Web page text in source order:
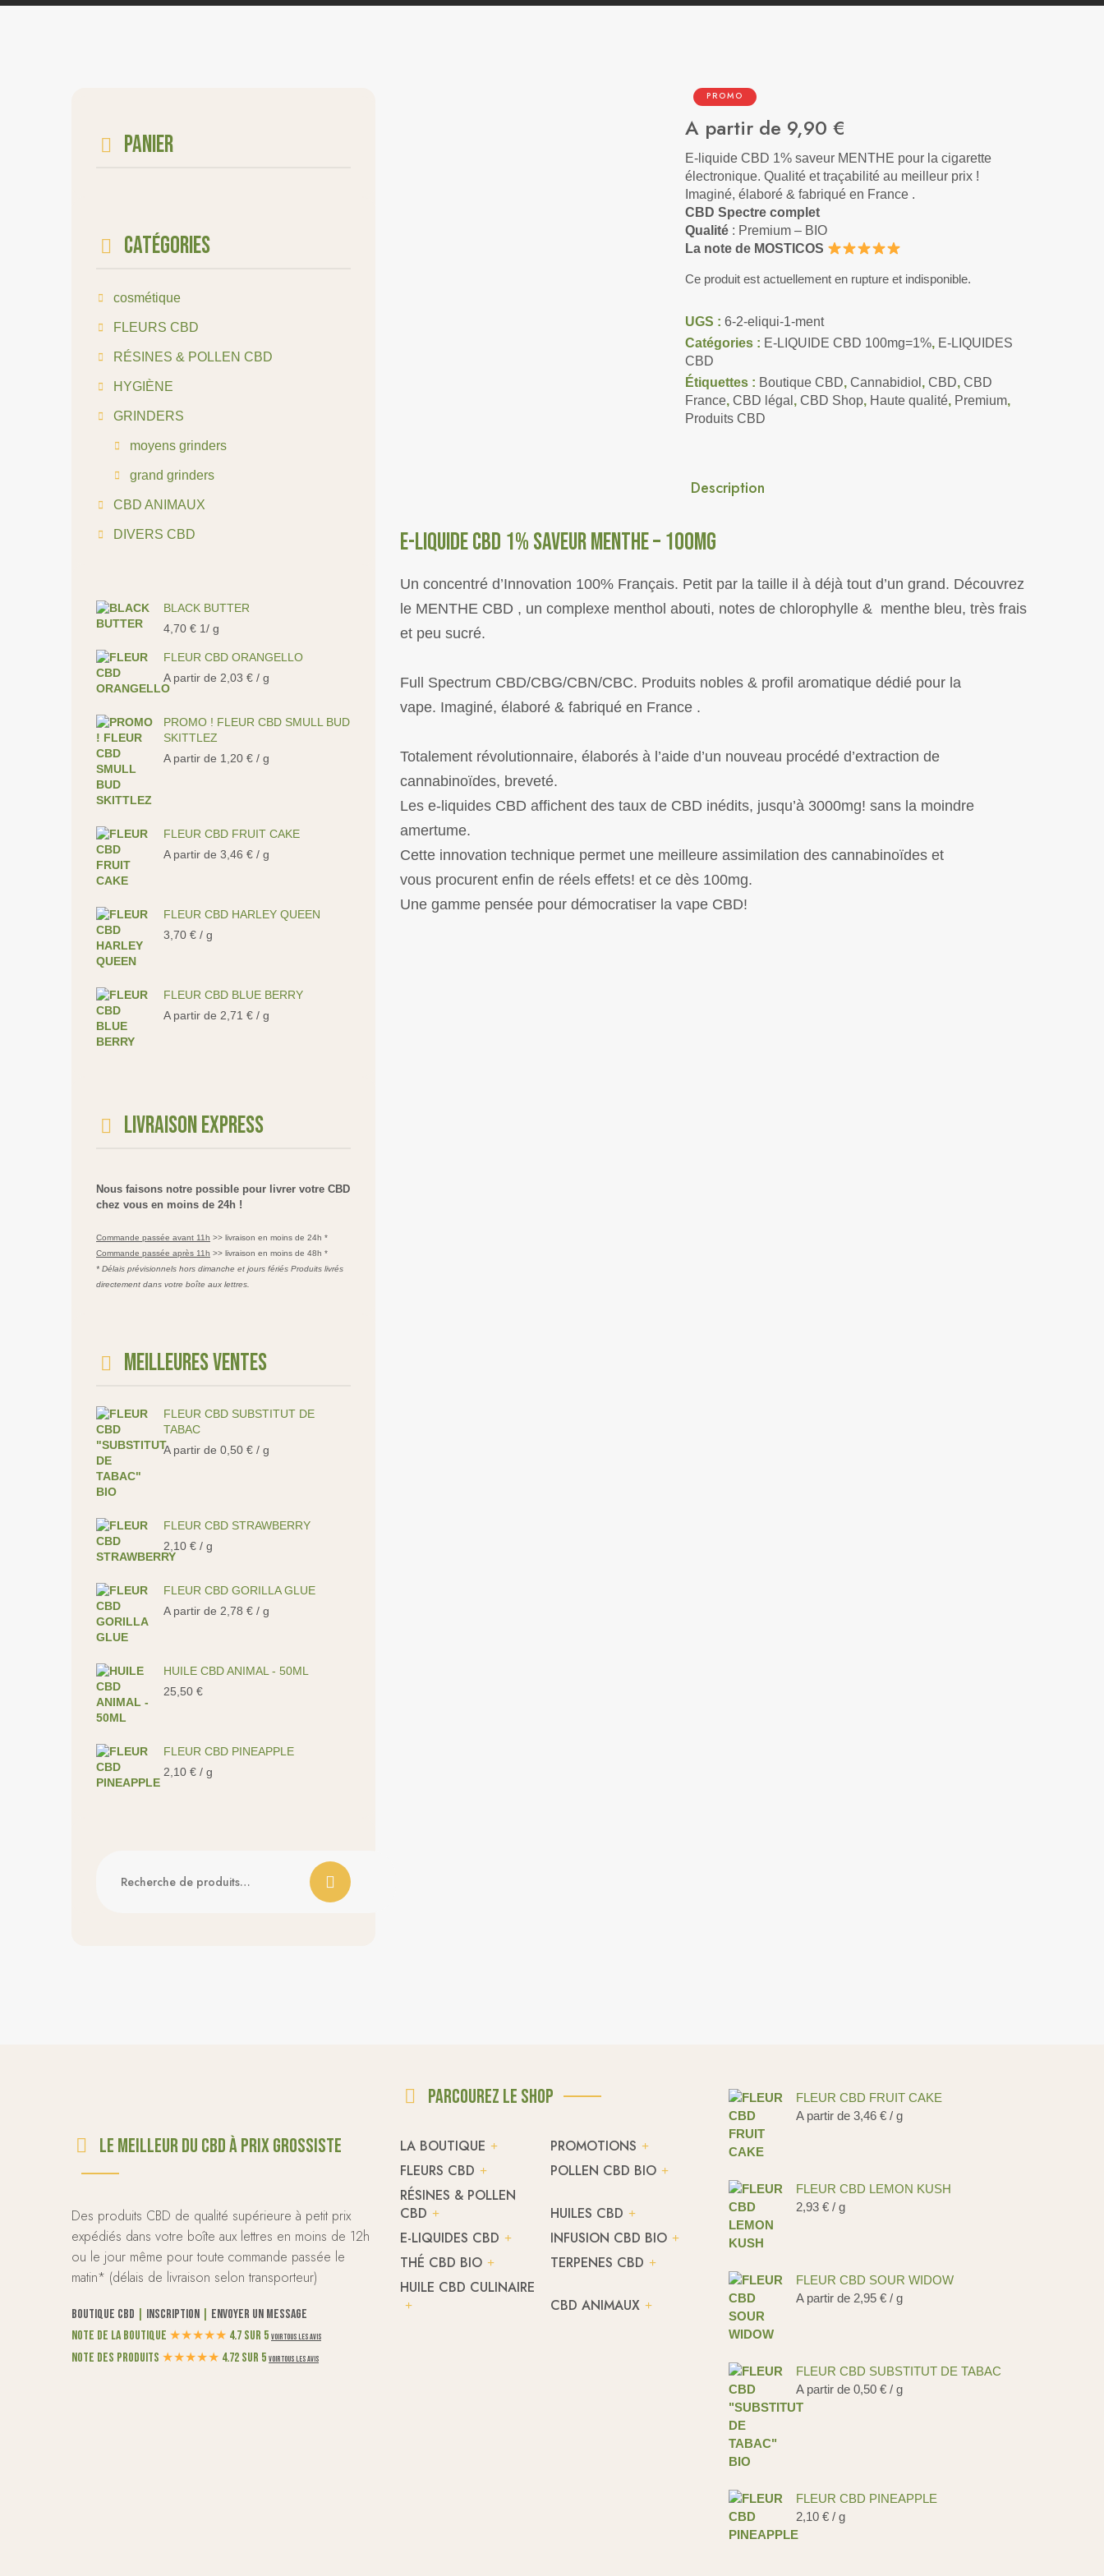
PROMO
A partir de 9,90 €
E-liquide CBD 1% saveur MENTHE pour la cigarette
électronique. Qualité et traçabilité au meilleur prix !
Imaginé, élaboré & fabriqué en France .
CBD Spectre complet
Qualité: Premium – BIO
La note de MOSTICOS
Ce produit est actuellement en rupture et indisponible.
UGS : 6-2-eliqui-1-ment
Catégories : E-LIQUIDE CBD 100mg=1%, E-LIQUIDES
CBD
Étiquettes : Boutique CBD, Cannabidiol , CBD, CBD
France, CBD légal , CBD Shop, Haute qualité, Premium,
Produits CBD
Description
E-LIQUIDE CBD 1% SAVEUR MENTHE – 100MG
Un concentré d’Innovation 100% Français. Petit par la taille il à déjà tout d’un grand. Découvrez
le MENTHE CBD , un complexe menthol abouti, notes de chlorophylle & menthe bleu, très frais
et peu sucré.
Full Spectrum CBD/CBG/CBN/CBC. Produits nobles & profil aromatique dédié pour la
vape. Imaginé, élaboré & fabriqué en France .
Totalement révolutionnaire, élaborés à l’aide d’un nouveau procédé d’extraction de
cannabinoïdes, breveté.
Les e-liquides CBD affichent des taux de CBD inédits, jusqu’à 3000mg! sans la moindre
amertume.
Cette innovation technique permet une meilleure assimilation des cannabinoïdes et
vous procurent enfin de réels effets! et ce dès 100mg.
Une gamme pensée pour démocratiser la vape CBD!
Panier
Catégories
cosmétique
FLEURS CBD
RÉSINES & POLLEN CBD
HYGIÈNE
GRINDERS
moyens grinders
grand grinders
CBD ANIMAUX
DIVERS CBD
BLACK BUTTER
4,70 € 1/ g
FLEUR CBD ORANGELLO
A partir de 2,03 € / g
PROMO ! FLEUR CBD SMULL BUD
SKITTLEZ
A partir de 1,20 € / g
FLEUR CBD FRUIT CAKE
A partir de 3,46 € / g
FLEUR CBD HARLEY QUEEN
3,70 € / g
FLEUR CBD BLUE BERRY
A partir de 2,71 € / g
Livraison express
Nous faisons notre possible pour livrer votre CBD
chez vous en moins de 24h !
Commande passée avant 11h >> livraison en moins de 24h *
Commande passée après 11h >> livraison en moins de 48h *
* Délais prévisionnels hors dimanche et jours fériés Produits livrés
directement dans votre boîte aux lettres.
Meilleures ventes
FLEUR CBD SUBSTITUT DE
TABAC
A partir de 0,50 € / g
FLEUR CBD STRAWBERRY
2,10 € / g
FLEUR CBD GORILLA GLUE
A partir de 2,78 € / g
HUILE CBD ANIMAL - 50ML
25,50 €
FLEUR CBD PINEAPPLE
2,10 € / g
Le meilleur du CBD à prix grossiste
Des produits CBD de qualité supérieure à petit prix
expédiés dans votre boîte aux lettres en moins de 12h
ou le jour même pour toute commande passée le
matin* (délais de livraison selon transporteur)
Boutique CBD Inscription
Envoyer un message
Note de la boutique ★★★★★ 4.7 sur 5 Voir tous les avis
Note des produits ★★★★★ 4.72 sur 5 Voir tous les avis
Parcourez le shop
LA BOUTIQUE
PROMOTIONS
FLEURS CBD
POLLEN CBD BIO
RÉSINES & POLLEN
CBD
HUILES CBD
E-LIQUIDES CBD
INFUSION CBD BIO
THÉ CBD BIO
TERPENES CBD
HUILE CBD CULINAIRE
CBD ANIMAUX
FLEUR CBD FRUIT CAKE
A partir de 3,46 € / g
FLEUR CBD LEMON KUSH
2,93 € / g
FLEUR CBD SOUR WIDOW
A partir de 2,95 € / g
FLEUR CBD SUBSTITUT DE TABAC
A partir de 0,50 € / g
FLEUR CBD PINEAPPLE
2,10 € / g